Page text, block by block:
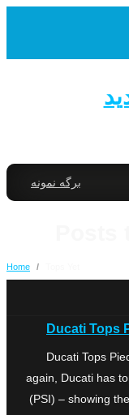
برگه نمونه
Home /
Ducati Tops
Ducati Tops
again, Ducati has
(PSI) – showing